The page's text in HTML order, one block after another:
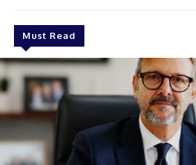
Must Read